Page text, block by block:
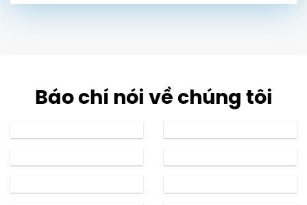
Báo chí nói về chúng tôi